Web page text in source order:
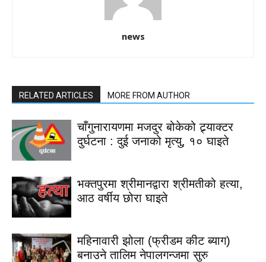
news
RELATED ARTICLES MORE FROM AUTHOR
चाँगुनारायणमा मजदुर बोकेको ट्र्याक्टर
दुर्घटना : दुई जनाको मृत्यु, १० घाइते
भक्तपुरमा श्रीमानद्वारा श्रीमतीको हत्या,
आठ वर्षीय छोरा घाइते
महिनावारी झोला (फ्रीडम कीट ब्याग)
बनाउने तालिम नेपालगन्जमा सुरु